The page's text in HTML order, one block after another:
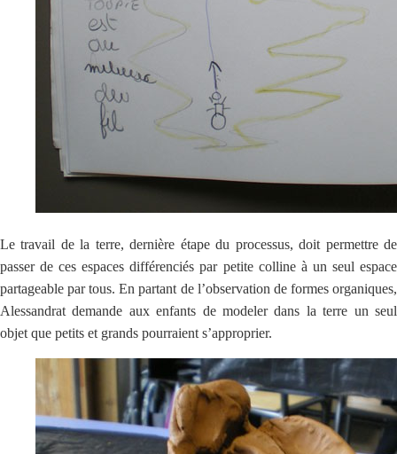
Le travail de la terre, dernière étape du processus, doit permettre de
passer de ces espaces différenciés par petite colline à un seul espace
partageable par tous. En partant de l’observation de formes organiques,
Alessandrat demande aux enfants de modeler dans la terre un seul
objet que petits et grands pourraient s’approprier.